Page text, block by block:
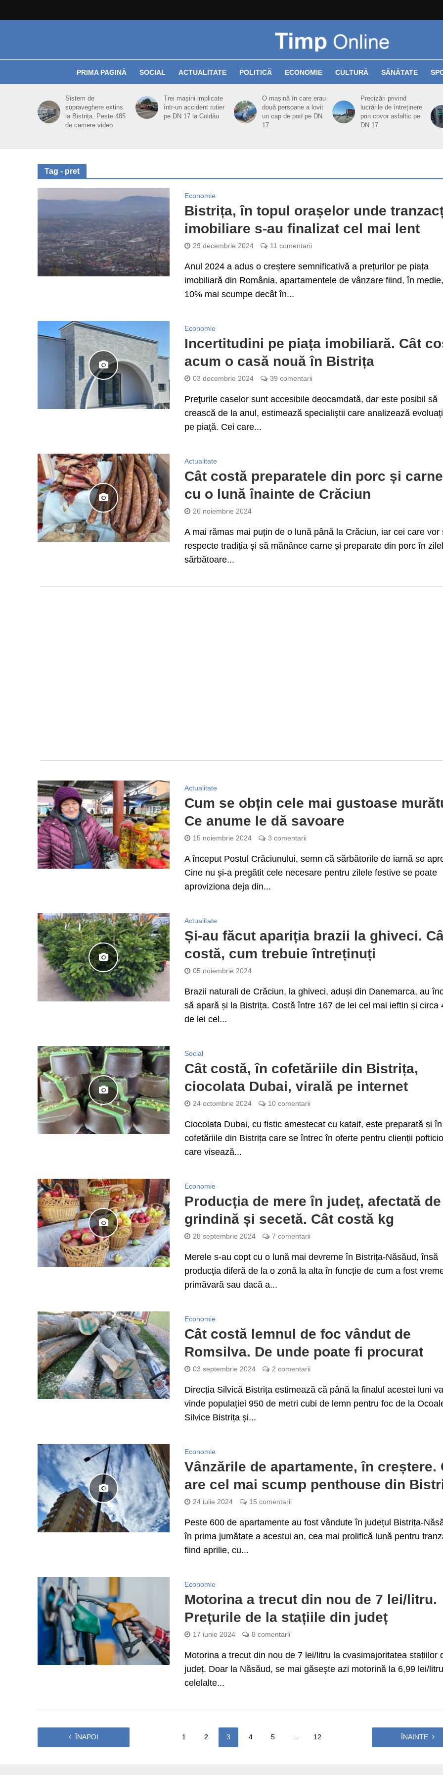
PRIMA PAGINĂ SOCIAL ACTUALITATE POLITICĂ ECONOMIE CULTURĂ SĂNĂTATE
Sistem de
supraveghere extins
la Bistrița. Peste 485
de camere video
Trei mașini implicate
într-un accident rutier
pe DN 17 la Coldău
O mașină în care erau
două persoane a lovit
un cap de pod pe DN
17
Precizări privind
lucrările de întreținere
prin covor asfaltic pe
DN 17
Tag - pret
Economie
Bistrița, în topul orașelor unde
imobiliare s-au finalizat cel mai lent
29 decembrie 2024 11 comentarii
Anul 2024 a adus o creștere semnificativă a prețurilor pe piața
imobiliară din România, apartamentele de vânzare fiind, în
10% mai scumpe decât în...
Economie
Incertitudini pe piața imobiliară. Cât
acum o casă nouă în Bistrița
03 decembrie 2024 39 comentarii
Preţurile caselor sunt accesibile deocamdată, dar este posibil să
crească de la anul, estimează specialiștii care analizează
pe piață. Cei care...
Actualitate
Cât costă preparatele din porc și
cu o lună înainte de Crăciun
26 noiembrie 2024
A mai rămas mai puțin de o lună până la Crăciun, iar cei care vor
respecte tradiția și să mănânce carne și preparate din porc în
sărbătoare...
Actualitate
Cum se obțin cele mai gustoase
Ce anume le dă savoare
15 noiembrie 2024 3 comentarii
A început Postul Crăciunului, semn că sărbătorile de iarnă se
Cine nu și-a pregătit cele necesare pentru zilele festive se poate
aproviziona deja din...
Actualitate
Și-au făcut apariția brazii la ghiveci.
costă, cum trebuie întreținuți
05 noiembrie 2024
Brazii naturali de Crăciun, la ghiveci, aduși din Danemarca, au
să apară și la Bistrița. Costă între 167 de lei cel mai ieftin și circa
de lei cel...
Social
Cât costă, în cofetăriile din Bistrița,
ciocolata Dubai, virală pe internet
24 octombrie 2024 10 comentarii
Ciocolata Dubai, cu fistic amestecat cu kataif, este preparată și în
cofetăriile din Bistrița care se întrec în oferte pentru clienții
care visează...
Economie
Producția de mere în județ, afectată de
grindină și secetă. Cât costă kg
28 septembrie 2024 7 comentarii
Merele s-au copt cu o lună mai devreme în Bistrița-Năsăud, însă
producția diferă de la o zonă la alta în funcție de cum a fost
primăvară sau dacă a...
Economie
Cât costă lemnul de foc vândut de
Romsilva. De unde poate fi procurat
03 septembrie 2024 2 comentarii
Direcția Silvică Bistrița estimează că până la finalul acestei luni va
vinde populației 950 de metri cubi de lemn pentru foc de la
Silvice Bistrița și...
Economie
Vânzările de apartamente, în creștere.
are cel mai scump penthouse din
24 iulie 2024 15 comentarii
Peste 600 de apartamente au fost vândute în județul Bistrița-
în prima jumătate a acestui an, cea mai prolifică lună pentru
fiind aprilie, cu...
Economie
Motorina a trecut din nou de 7 lei/litru.
Prețurile de la stațiile din județ
17 iunie 2024 8 comentarii
Motorina a trecut din nou de 7 lei/litru la cvasimajoritatea stațiilor
județ. Doar la Năsăud, se mai găsește azi motorină la 6,99 lei/
celelalte...
ÎNAPOI 1 2 3 4 5 12 ÎNAINTE